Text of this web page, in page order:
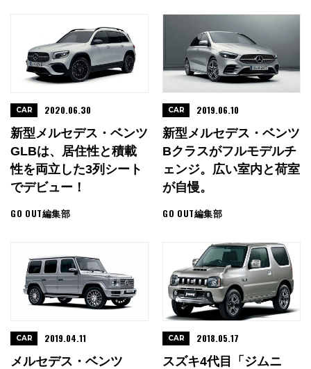
新型メルセデス・ベンツ
GLBは、居住性と積載
性を両立した3列シート
でデビュー！
GO OUT編集部
CAR 2020.06.30
新型メルセデス・ベンツ
Bクラスがフルモデルチ
ェンジ。広い室内と荷室
が自慢。
GO OUT編集部
CAR 2019.06.10
メルセデス・ベンツ
CAR 2019.04.11
スズキ4代目「ジムニ
CAR 2018.05.17